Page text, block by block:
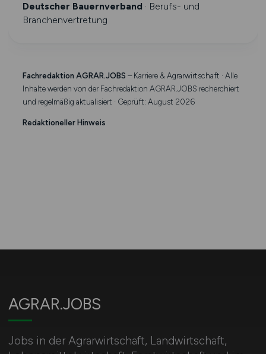
Deutscher Bauernverband · Berufs- und
Branchenvertretung
Fachredaktion AGRAR.JOBS – Karriere & Agrarwirtschaft · Alle
Inhalte werden von der Fachredaktion AGRAR.JOBS recherchiert
und regelmäßig aktualisiert · Geprüft: August 2026
Redaktioneller Hinweis
AGRAR.JOBS
Jobs in der Agrarwirtschaft, Landwirtschaft,